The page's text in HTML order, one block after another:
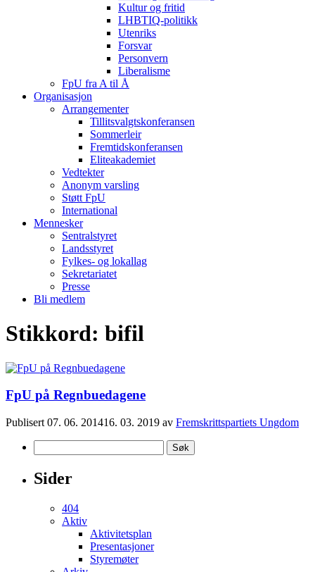
Kultur og fritid
LHBTIQ-politikk
Utenriks
Forsvar
Personvern
Liberalisme
FpU fra A til Å
Organisasjon
Arrangementer
Tillitsvalgtskonferansen
Sommerleir
Fremtidskonferansen
Eliteakademiet
Vedtekter
Anonym varsling
Støtt FpU
International
Mennesker
Sentralstyret
Landsstyret
Fylkes- og lokallag
Sekretariatet
Presse
Bli medlem
Stikkord: bifil
FpU på Regnbuedagene
Publisert 07. 06. 201416. 03. 2019 av Fremskrittspartiets Ungdom
etter:
Sider
404
Aktiv
Aktivitetsplan
Presentasjoner
Styremøter